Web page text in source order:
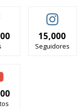
15,000
Seguidores